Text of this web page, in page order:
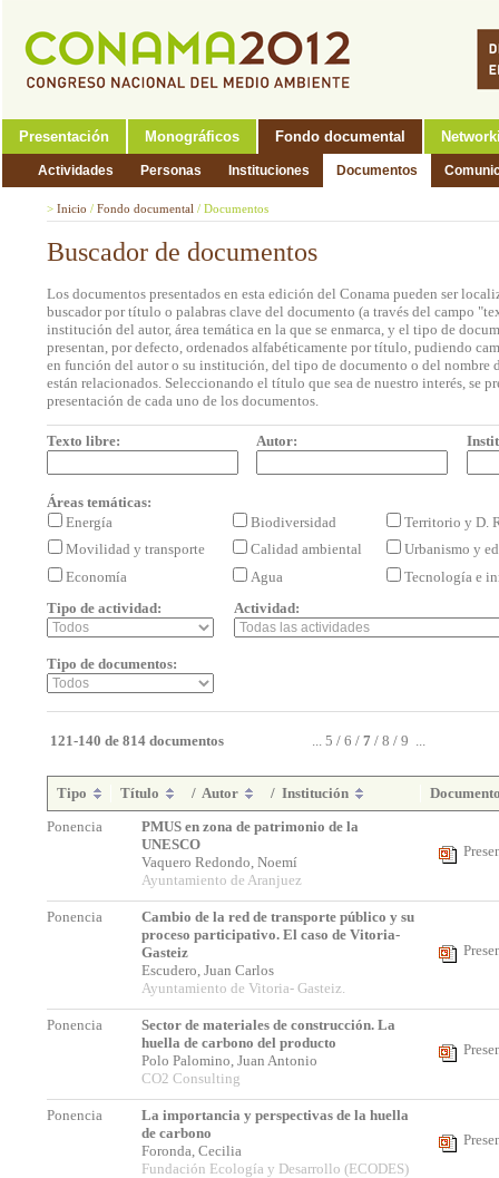
Presentación Monográficos Fondo documental
Actividades Personas Instituciones Documentos
> Inicio / Fondo documental / Documentos
Buscador de documentos
Los documentos presentados en esta edición del Conama pueden ser
buscador por título o palabras clave del documento (a través del campo
institución del autor, área temática en la que se enmarca, y el tipo de
presentan, por defecto, ordenados alfabéticamente por título, pudiendo
en función del autor o su institución, del tipo de documento o del nombre
están relacionados. Seleccionando el título que sea de nuestro interés, se
presentación de cada uno de los documentos.
Texto libre: Autor:
Áreas temáticas:
Energía
Biodiversidad
Territorio y D.
Movilidad y transporte
Calidad ambiental
Urbanismo y
Economía
Agua
Tecnología e
Tipo de actividad:
Actividad:
Tipo de documentos:
121-140 de 814 documentos ... 5 / 6 / 7 / 8 / 9 ...
Tipo Título / Autor / Institución
Ponencia
PMUS en zona de patrimonio de la
UNESCO
Vaquero Redondo, Noemí
Ayuntamiento de Aranjuez
Ponencia
Cambio de la red de transporte público y su
proceso participativo. El caso de Vitoria-
Gasteiz
Escudero, Juan Carlos
Ayuntamiento de Vitoria- Gasteiz.
Ponencia
Sector de materiales de construcción. La
huella de carbono del producto
Polo Palomino, Juan Antonio
CO2 Consulting
Ponencia
La importancia y perspectivas de la huella
de carbono
Foronda, Cecilia
Fundación Ecología y Desarrollo (ECODES)